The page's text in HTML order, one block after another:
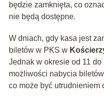
będzie zamknięta, co
nie będą dostępne.
W dniach, gdy kasa jest
biletów w PKS w
Jednak w okresie od 11
możliwości nabycia
co może być utrudnieniem